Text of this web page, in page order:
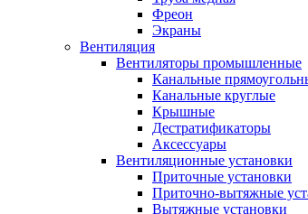
Фреон
Экраны
Вентиляция
Вентиляторы промышленные
Канальные
Канальные круглые
Крышные
Дестратификаторы
Аксессуары
Вентиляционные установки
Приточные установки
Приточно-вытяжные
Вытяжные установки